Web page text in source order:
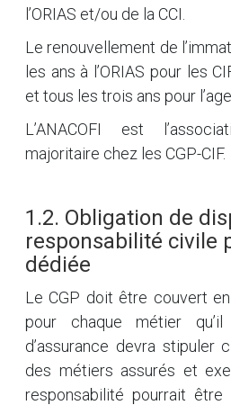
l’ORIAS et/ou de la CCI.
Le renouvellement de
les ans à l’ORIAS pour les
et tous les trois ans pour
L’ANACOFI est
majoritaire chez les CGP-CIF.
1.2. Obligation de
responsabilité civile
dédiée
Le CGP doit être couvert
pour chaque métier
d’assurance devra stipuler
des métiers assurés et
responsabilité pourrait